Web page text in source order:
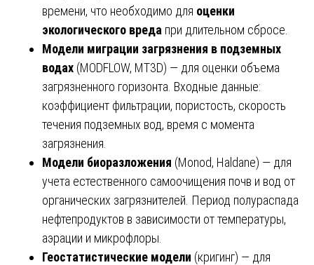
времени, что необходимо для оценки
экологического вреда при длительном сбросе.
Модели миграции загрязнения в подземных
водах (MODFLOW, MT3D) — для оценки объема
загрязненного горизонта. Входные данные:
коэффициент фильтрации, пористость, скорость
течения подземных вод, время с момента
загрязнения.
Модели биоразложения (Monod, Haldane) — для
учета естественного самоочищения почв и вод от
органических загрязнителей. Период полураспада
нефтепродуктов в зависимости от температуры,
аэрации и микрофлоры.
Геостатистические модели (кригинг) — для